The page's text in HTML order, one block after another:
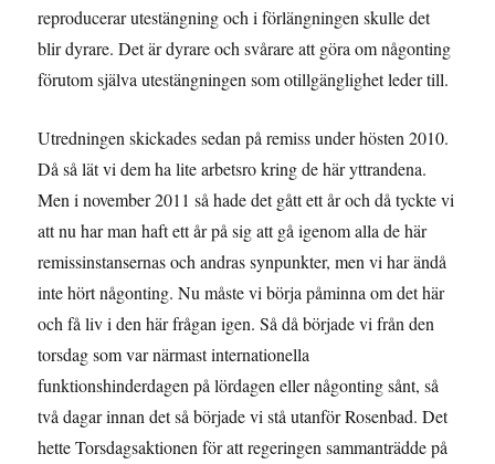
reproducerar utestängning och i förlängningen skulle det
blir dyrare. Det är dyrare och svårare att göra om någonting
förutom själva utestängningen som otillgänglighet leder till.
Utredningen skickades sedan på remiss under hösten 2010.
Då så lät vi dem ha lite arbetsro kring de här yttrandena.
Men i november 2011 så hade det gått ett år och då tyckte vi
att nu har man haft ett år på sig att gå igenom alla de här
remissinstansernas och andras synpunkter, men vi har ändå
inte hört någonting. Nu måste vi börja påminna om det här
och få liv i den här frågan igen. Så då började vi från den
torsdag som var närmast internationella
funktionshinderdagen på lördagen eller någonting sånt, så
två dagar innan det så började vi stå utanför Rosenbad. Det
hette Torsdagsaktionen för att regeringen sammanträdde på